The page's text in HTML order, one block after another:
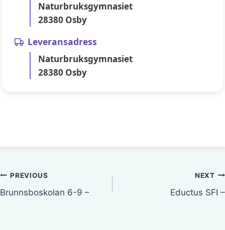
Naturbruksgymnasiet
28380 Osby
Leveransadress
Naturbruksgymnasiet
28380 Osby
Inläggsnavigering
PREVIOUS
Brunnsboskolan 6-9 –
NEXT
Eductus SFI –